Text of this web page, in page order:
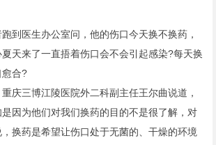
医生办公室问，他的伤口今天换不换药，
天来了一直捂着伤口会不会引起感染?每天换
愈合?
三博江陵医院外二科副主任王尔曲说道，
因为他们对我们换药的目的不是很了解，对
换药是希望让伤口处于无菌的、干燥的环境